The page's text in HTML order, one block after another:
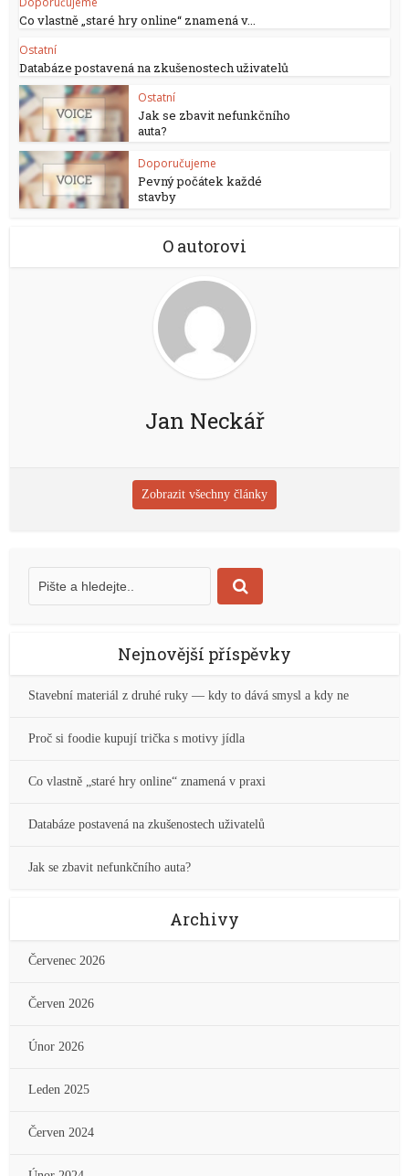
Co vlastně „staré hry online“ znamená v...
Ostatní
Databáze postavená na zkušenostech uživatelů
Ostatní
Jak se zbavit nefunkčního
auta?
Doporučujeme
Pevný počátek každé
stavby
O autorovi
Jan Neckář
Zobrazit všechny články
Nejnovější příspěvky
Stavební materiál z druhé ruky — kdy to dává smysl a kdy ne
Proč si foodie kupují trička s motivy jídla
Co vlastně „staré hry online“ znamená v praxi
Databáze postavená na zkušenostech uživatelů
Jak se zbavit nefunkčního auta?
Archivy
Červenec 2026
Červen 2026
Únor 2026
Leden 2025
Červen 2024